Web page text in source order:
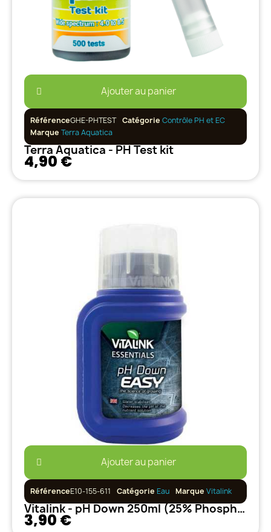
Ajouter au panier
RéférenceGHE-PHTEST Catégorie Contrôle PH et EC
Marque Terra Aquatica
Terra Aquatica - PH Test kit
4,90 €
Ajouter au panier
RéférenceE10-155-611 Catégorie Eau Marque Vitalink
Vitalink - pH Down 250ml (25% Phosphoric Acid)
3,90 €